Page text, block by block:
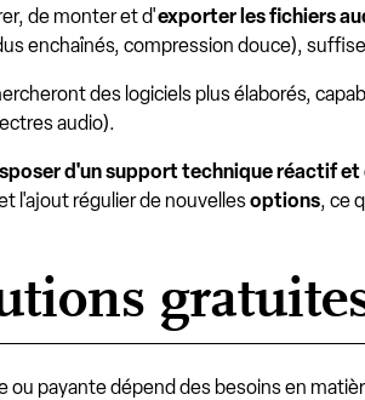
de monter et d'exporter les fichiers
enchaînés, compression douce),
des logiciels plus élaborés,
audio).
d'un support technique réactif et
l'ajout régulier de nouvellesoptions, ce
ou payante dépend des besoins en